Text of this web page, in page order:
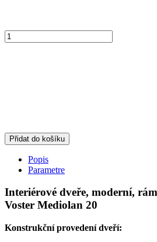
Přidat do košíku
Popis
Parametre
Interiérové dveře, moderní,
Voster Mediolan 20
Konstrukční provedení dveří: